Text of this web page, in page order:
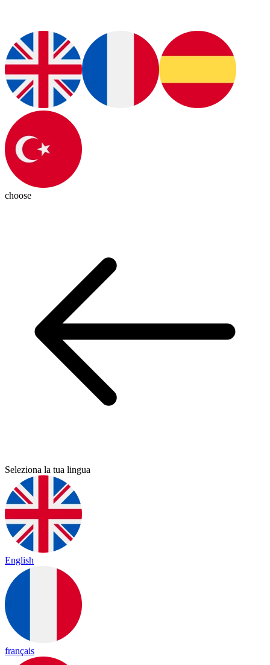
choose
Seleziona la tua lingua
English
français